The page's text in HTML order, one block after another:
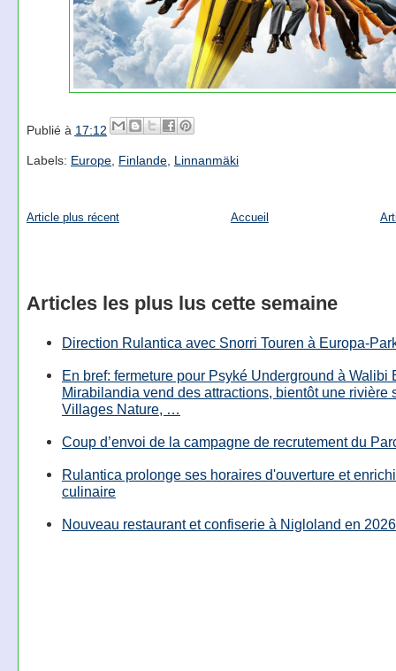
Publié à 17:12
Labels: Europe, Finlande, Linnanmäki
Article plus récent Accueil
Articles les plus lus cette semaine
Direction Rulantica avec Snorri Touren à Europa-
En bref: fermeture pour Psyké Underground à Walibi
Mirabilandia vend des attractions, bientôt une rivière
Villages Nature, …
Coup d’envoi de la campagne de recrutement du
Rulantica prolonge ses horaires d'ouverture et
culinaire
Nouveau restaurant et confiserie à Nigloland en 2026